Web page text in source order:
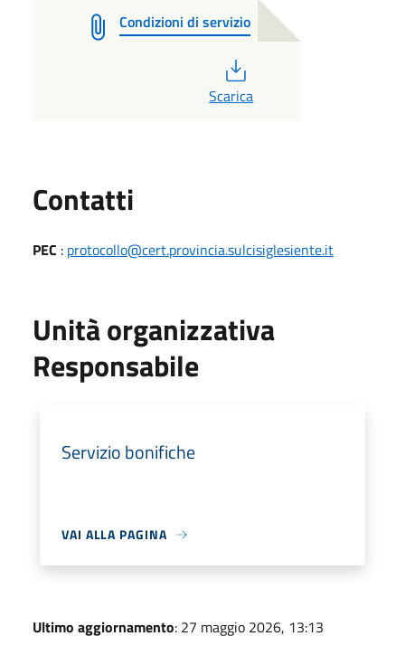
Condizioni di servizio
Scarica
Contatti
PEC : protocollo@cert.provincia.sulcisiglesiente.it
Unità organizzativa
Responsabile
Servizio bonifiche
VAI ALLA PAGINA
Ultimo aggiornamento: 27 maggio 2026, 13:13